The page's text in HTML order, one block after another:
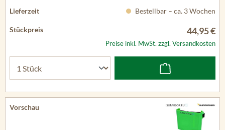
Bestellbar – ca. 3 Wochen
44,95 €
Preise inkl. MwSt. zzgl. Versandkosten